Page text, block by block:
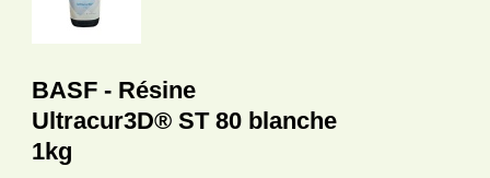
BASF - Résine
Ultracur3D® ST 80 blanche
1kg